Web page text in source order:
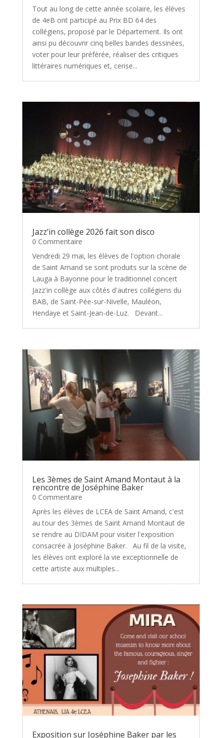
Tout au long de cette année scolaire, les élèves
de 4eB ont participé au Prix BD 64 des
collégiens, proposé par le Département. Ils ont
ainsi pu découvrir cinq belles bandes dessinées,
voter pour leur préférée, réaliser des critiques
littéraires numériques et, cerise...
Jazz’in collège 2026 fait son disco
0 Commentaire
Vendredi 29 mai, les élèves de l'option chorale
de Saint Amand se sont produits sur la scène de
Lauga à Bayonne pour le traditionnel concert
Jazz'in collège aux côtés d'autres collégiens du
BAB, de Saint-Pée-sur-Nivelle, Mauléon,
Hendaye et Saint-Jean-de-Luz. Devant...
Les 3èmes de Saint Amand Montaut à la
rencontre de Joséphine Baker
0 Commentaire
Après les élèves de LCEA de Saint Amand, c'est
au tour des 3èmes de Saint Amand Montaut de
se rendre au DIDAM pour visiter l'exposition
consacrée à Joséphine Baker. Au fil de la visite,
les élèves ont exploré la vie exceptionnelle de
cette artiste aux multiples...
Exposition sur Joséphine Baker par les